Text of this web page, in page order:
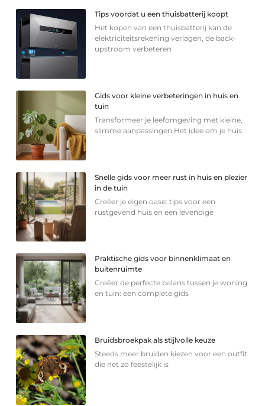
Tips voordat u een thuisbatterij koopt
Het kopen van een thuisbatterij kan de
elektriciteitsrekening verlagen, de back-
upstroom verbeteren
Gids voor kleine verbeteringen in huis en
tuin
Transformeer je leefomgeving met kleine,
slimme aanpassingen Het idee om je huis
Snelle gids voor meer rust in huis en plezier
in de tuin
Creëer je eigen oase: tips voor een
rustgevend huis en een levendige
Praktische gids voor binnenklimaat en
buitenruimte
Creëer de perfecte balans tussen je woning
en tuin: een complete gids
Bruidsbroekpak als stijlvolle keuze
Steeds meer bruiden kiezen voor een outfit
die net zo feestelijk is